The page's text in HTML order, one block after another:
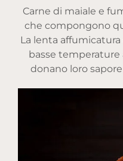
Carne di maiale e
che compongono
La lenta
basse
donano loro